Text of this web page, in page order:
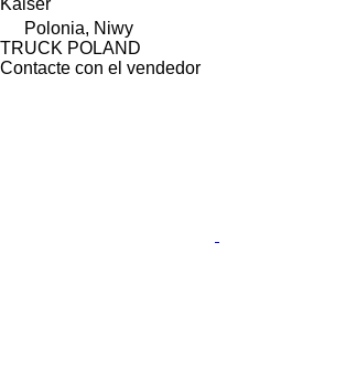
Kaiser
Polonia, Niwy
TRUCK POLAND
Contacte con el vendedor